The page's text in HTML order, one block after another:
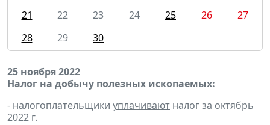
21
22 23 24 25 26
27
28
29 30
25 ноября 2022
Налог на добычу полезных ископаемых:
- налогоплательщики уплачивают налог за октябрь
2022 г.